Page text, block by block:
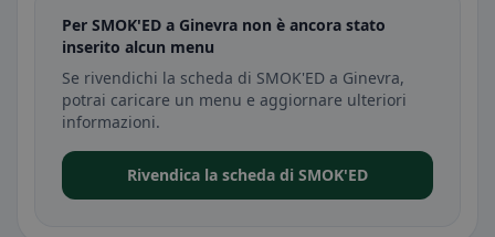
Per SMOK'ED a Ginevra non è ancora stato
inserito alcun menu
Se rivendichi la scheda di SMOK'ED a Ginevra,
potrai caricare un menu e aggiornare ulteriori
informazioni.
Rivendica la scheda di SMOK'ED